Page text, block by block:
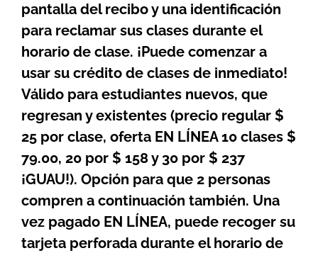
pantalla del recibo y una identificación
para reclamar sus clases durante el
horario de clase. ¡Puede comenzar a
usar su crédito de clases de inmediato!
Válido para estudiantes nuevos, que
regresan y existentes (precio regular $
25 por clase, oferta EN LÍNEA 10 clases $
79.00, 20 por $ 158 y 30 por $ 237
¡GUAU!). Opción para que 2 personas
compren a continuación también. Una
vez pagado EN LÍNEA, puede recoger su
tarjeta perforada durante el horario de